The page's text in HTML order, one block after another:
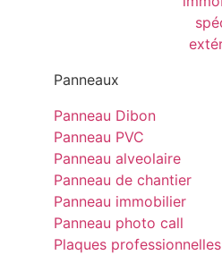
Panneaux
Panneau Dibon
Panneau PVC
Panneau alveolaire
Panneau de chantier
Panneau immobilier
Panneau photo call
Plaques professionnelles